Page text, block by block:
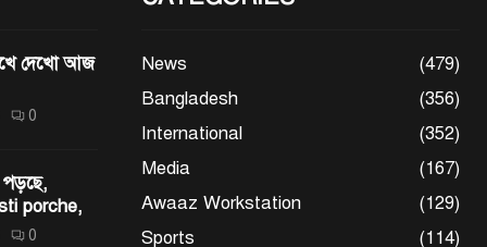
দেখো আজ
0
porche,
0
News
(479)
Bangladesh
(356)
International
(352)
Media
(167)
Awaaz Workstation
(129)
Sports
(114)